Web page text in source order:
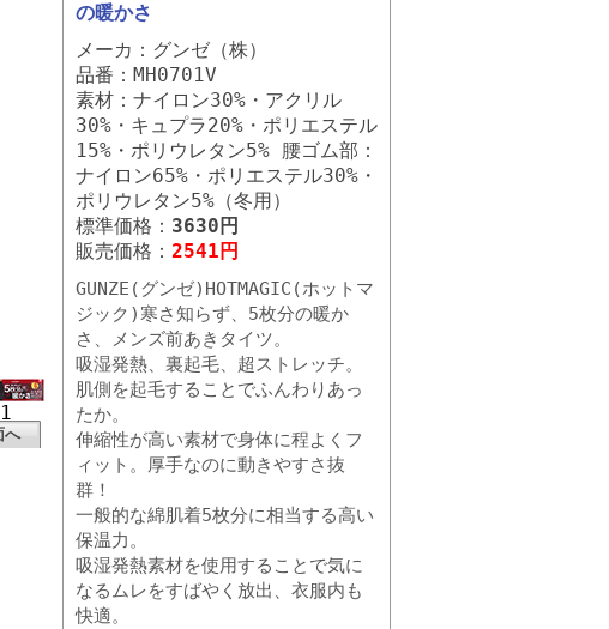
へ
の暖かさ
メーカ：グンゼ（株）
品番：MH0701V
素材：ナイロン30%・アクリル
30%・キュプラ20%・ポリエステル
15%・ポリウレタン5% 腰ゴム部：
ナイロン65%・ポリエステル30%・
ポリウレタン5%（冬用）
標準価格： 3630円
販売価格： 2541円
GUNZE(グンゼ)HOTMAGIC(ホットマ
ジック)寒さ知らず、5枚分の暖か
さ、メンズ前あきタイツ。
吸湿発熱、裏起毛、超ストレッチ。
肌側を起毛することでふんわりあっ
たか。
伸縮性が高い素材で身体に程よくフ
ィット。厚手なのに動きやすさ抜
群！
一般的な綿肌着5枚分に相当する高い
保温力。
吸湿発熱素材を使用することで気に
なるムレをすばやく放出、衣服内も
快適。